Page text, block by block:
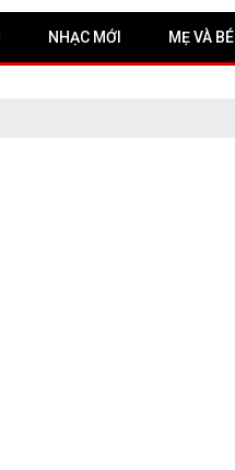
NHẠC MỚI MẸ VÀ BÉ